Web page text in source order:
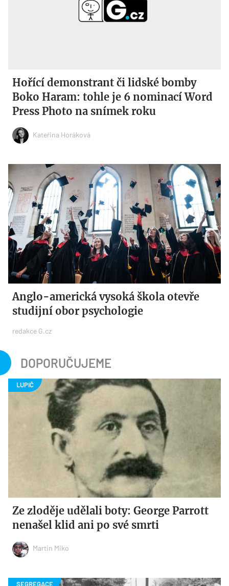
Hořící demonstrant či lidské bomby
Boko Haram: tohle je 6 nominací Word
Press Photo na snímek roku
Kateřina Horáková
Anglo-americká vysoká škola otevře
studijní obor psychologie
redakce G.cz
DOPORUČUJEME
Ze zloděje udělali boty: George Parrott
nenašel klid ani po své smrti
Martin Miko